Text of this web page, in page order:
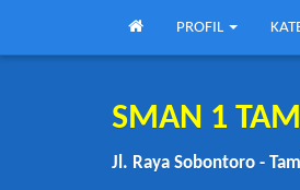
PROFIL
SMAN 1
Jl. Raya Sobontoro -